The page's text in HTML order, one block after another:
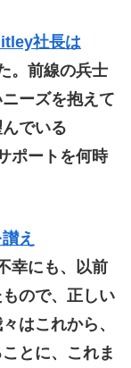
社長は
。前線の兵士
ーズを抱えて
でいる
ポートを何時
え
幸にも、以前
ので、正しい
はこれから、
とに、これま